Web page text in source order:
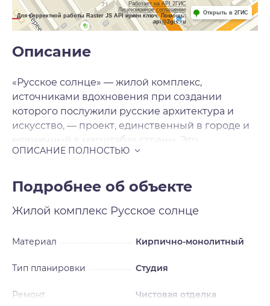
Работает на API 2ГИС
Лицензионное соглашение
Для корректной работы Raster JS API нужен ключ. Помощь:
api@2gis.ru
Открыть в 2ГИС
Описание
«Русское солнце» — жилой комплекс,
источниками вдохновения при создании
которого послужили русские архитектура и
искусство, — проект, единственный в городе и
единичный в масштабах страны. Это
современная архитектура с национальными
русских исторических стилей в нашем
времени. Источниками вдохновения для
архитекторов послужили русский и неорусский
искусстве, существовавшие в нашей стране в
революцией на пике развития. Смотреть на
включать шесть домов, каждый из которых
Подробнее об объекте
Жилой комплекс Русское солнце
Материал Кирпично-монолитный
Тип планировки Студия
Ремонт Чистовая отделка